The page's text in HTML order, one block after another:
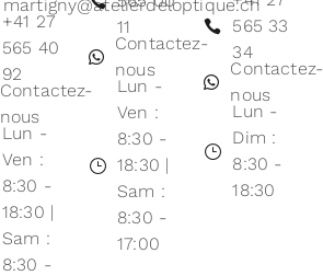
martigny@atelierdeloptique.ch
+41 27
565 40
92
Contactez-
nous
Lun -
Ven :
8:30 -
18:30 |
Sam :
8:30 -
11
Contactez-
nous
Lun -
Ven :
8:30 -
18:30 |
Sam :
8:30 -
17:00
565 33
34
Contactez-
nous
Lun -
Dim :
8:30 -
18:30